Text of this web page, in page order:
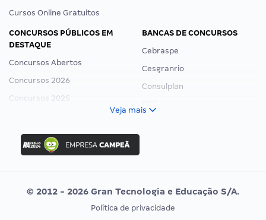
Cursos Online Gratuitos
CONCURSOS PÚBLICOS EM
DESTAQUE
Concursos Abertos
Concursos 2026
Concursos 2025
Concurso Ibama
Concurso MPU
Editais publicados
BANCAS DE CONCURSOS
Cebraspe
Cesgranrio
Consulplan
Vunesp
CONCURSOS POR PROFISSÃO EXAME DE ORDEM
Veja mais
© 2012 - 2026 Gran Tecnologia e Educação S/A.
Política de privacidade